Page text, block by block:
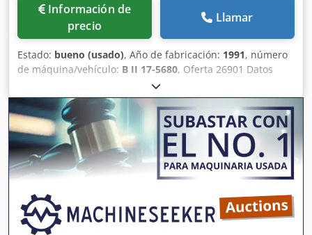
Información de
precio
Llamar
Estado: bueno (usado), Año de fabricación: 1991, número
de máquina/vehículo: B II 17-5680, Oferta 26901 Datos
técnicos: Djdpfjzrvxwex Apnsck - Diámetro del cepillo: 250
mm - Ancho del cepillo: 60 mm - Velocidad del disco: 1500
/ 3000 rpm - Motor: 400 V / 2,2 / 3,0 kW - Ajuste de la
profundidad del cepillo - Mesa de apoyo con ajuste de
altura - Altura de trabajo: 900 mm - Dimensiones
aproximadas: ancho 720 x alto 1150 x profundidad 450 mm
- Peso aproximado: 180 kg